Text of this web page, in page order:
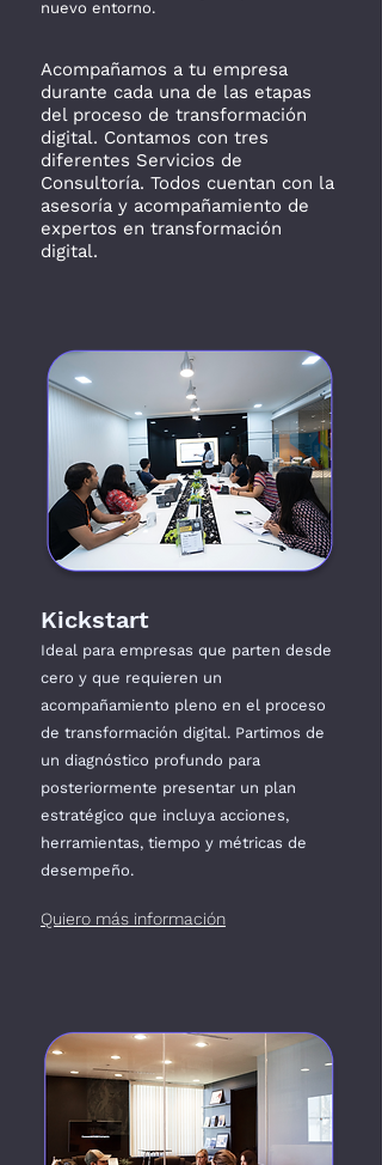
nuevo entorno.
Acompañamos a tu empresa
durante cada una de las etapas
del proceso de transformación
digital. Contamos con tres
diferentes Servicios de
Consultoría. Todos cuentan con la
asesoría y acompañamiento de
expertos en transformación
digital.
Kickstart
Ideal para empresas que parten desde
cero y que requieren un
acompañamiento pleno en el proceso
de transformación digital. Partimos de
un diagnóstico profundo para
posteriormente presentar un plan
estratégico que incluya acciones,
herramientas, tiempo y métricas de
desempeño.
Quiero más información